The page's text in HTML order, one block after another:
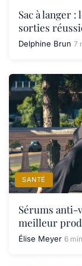
Sac à langer
sorties
Delphine Brun 7
SANTÉ
Sérums anti-
meilleur
Élise Meyer 6 min